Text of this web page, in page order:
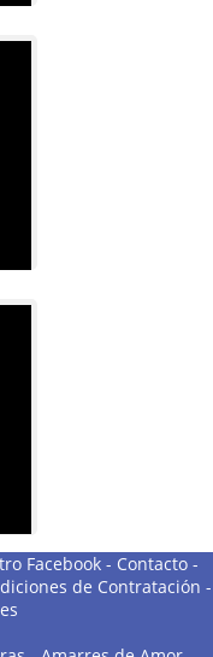
Facebook- Contacto-
de Contratación -